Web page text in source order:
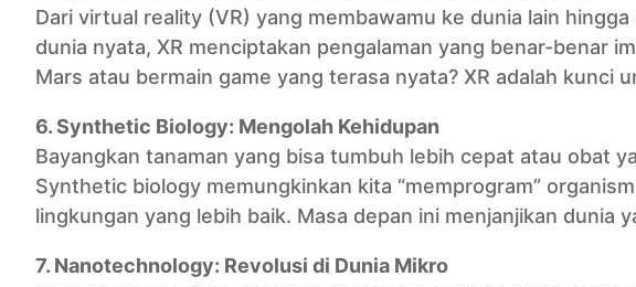
Dari virtual reality (VR) yang membawamu ke dunia lain
dunia nyata, XR menciptakan pengalaman yang benar-benar
Mars atau bermain game yang terasa nyata? XR adalah kunci
6. Synthetic Biology: Mengolah Kehidupan
Bayangkan tanaman yang bisa tumbuh lebih cepat atau obat
Synthetic biology memungkinkan kita “memprogram”
lingkungan yang lebih baik. Masa depan ini menjanjikan dunia
7. Nanotechnology: Revolusi di Dunia Mikro